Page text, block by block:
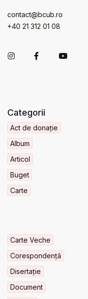
contact@bcub.ro
+40 21 312 01 08
Categorii
Act de donație
Album
Articol
Buget
Carte
Carte Veche
Corespondență
Disertație
Document